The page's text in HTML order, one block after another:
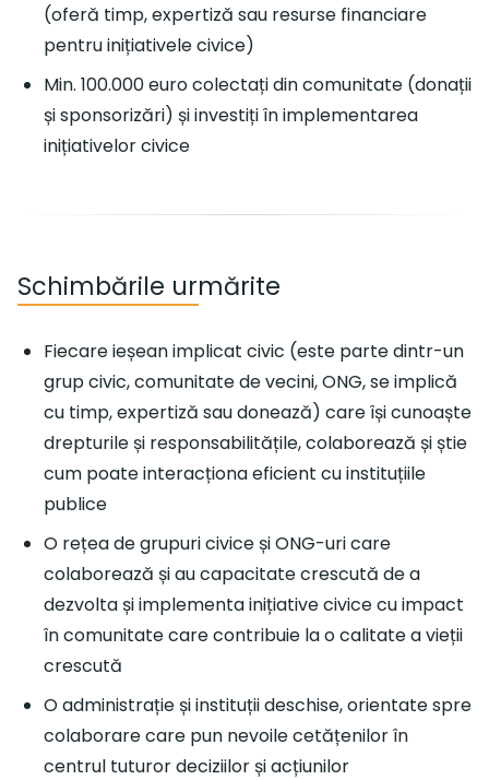
(oferă timp, expertiză sau resurse financiare
pentru inițiativele civice)
Min. 100.000 euro colectați din comunitate (donații
și sponsorizări) și investiți în implementarea
inițiativelor civice
Schimbările urmărite
Fiecare ieșean implicat civic (este parte dintr-un
grup civic, comunitate de vecini, ONG, se implică
cu timp, expertiză sau donează) care își cunoaște
drepturile și responsabilitățile, colaborează și știe
cum poate interacționa eficient cu instituțiile
publice
O rețea de grupuri civice și ONG-uri care
colaborează și au capacitate crescută de a
dezvolta și implementa inițiative civice cu impact
în comunitate care contribuie la o calitate a vieții
crescută
O administrație și instituții deschise, orientate spre
colaborare care pun nevoile cetățenilor în
centrul tuturor deciziilor și acțiunilor